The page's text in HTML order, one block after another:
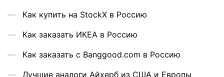
Как купить на StockX в Россию
Как заказать ИКЕА в Россию
Как заказать с Banggood.com в Россию
Лучшие аналоги Айхерб из США и Европы